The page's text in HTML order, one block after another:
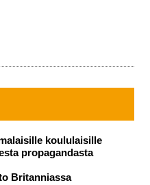
koululaisille
propagandasta
Britanniassa